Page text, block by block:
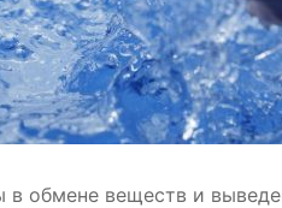
в обмене веществ и